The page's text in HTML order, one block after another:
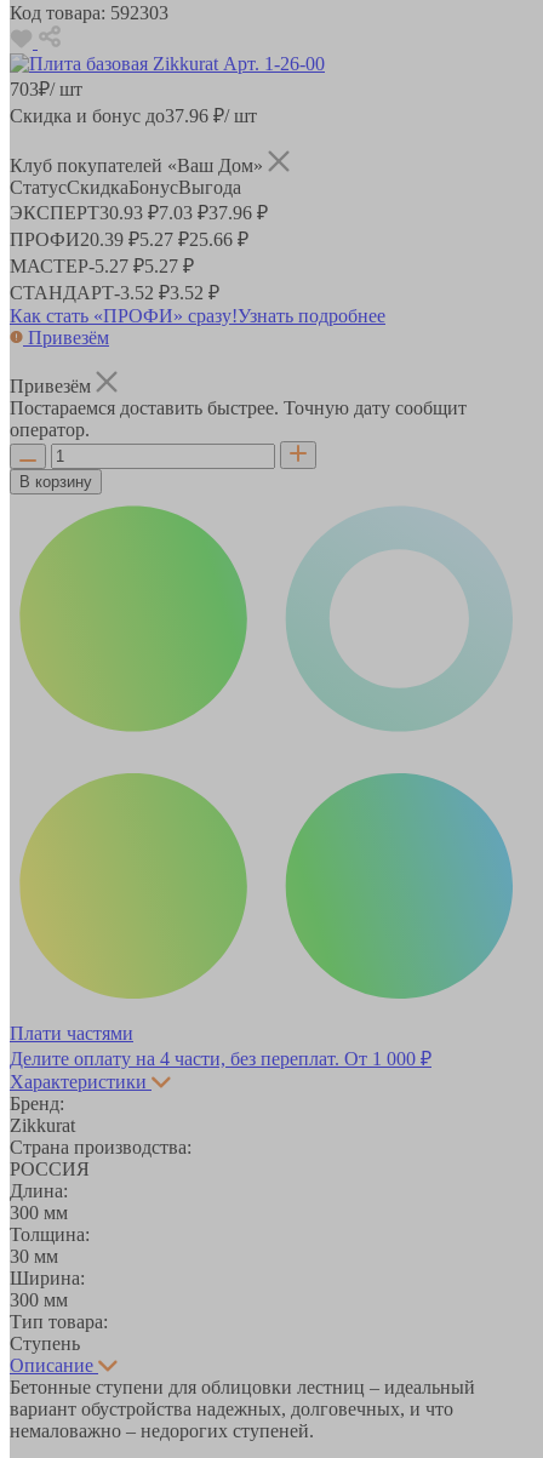
Код товара: 592303
703₽/ шт
Скидка и бонус до37.96 ₽/ шт
Клуб покупателей «Ваш Дом»
СтатусСкидкаБонусВыгода
ЭКСПЕРТ30.93 ₽7.03 ₽37.96 ₽
ПРОФИ20.39 ₽5.27 ₽25.66 ₽
МАСТЕР-5.27 ₽5.27 ₽
СТАНДАРТ-3.52 ₽3.52 ₽
Как стать «ПРОФИ» сразу!Узнать подробнее
Привезём
Привезём
Постараемся доставить быстрее. Точную дату сообщит
оператор.
В корзину
Плати частями
Делите оплату на 4 части, без переплат. От 1 000 ₽
Характеристики
Бренд:
Zikkurat
Страна производства:
РОССИЯ
Длина:
300 мм
Толщина:
30 мм
Ширина:
300 мм
Тип товара:
Ступень
Описание
Бетонные ступени для облицовки лестниц – идеальный
вариант обустройства надежных, долговечных, и что
немаловажно – недорогих ступеней.